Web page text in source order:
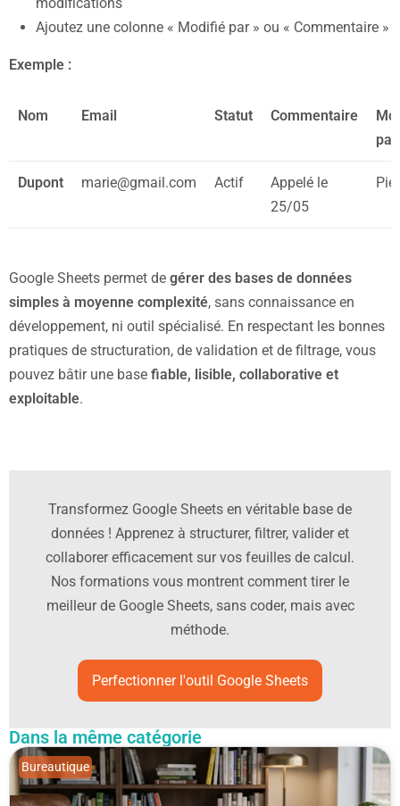
Ajoutez une colonne « Modifié par » ou « Commentaire »
Exemple :
Nom Email Statut Commentaire
par
Dupont marie@gmail.com Actif
Appelé le
25/05
Google Sheets permet de gérer des bases de données
simples à moyenne complexité, sans connaissance en
développement, ni outil spécialisé. En respectant les bonnes
pratiques de structuration, de validation et de filtrage, vous
pouvez bâtir une base fiable, lisible, collaborative et
exploitable.
Transformez Google Sheets en véritable base de
données ! Apprenez à structurer, filtrer, valider et
collaborer efficacement sur vos feuilles de calcul.
Nos formations vous montrent comment tirer le
meilleur de Google Sheets, sans coder, mais avec
méthode.
Perfectionner l'outil Google Sheets
Dans la même catégorie
Bureautique